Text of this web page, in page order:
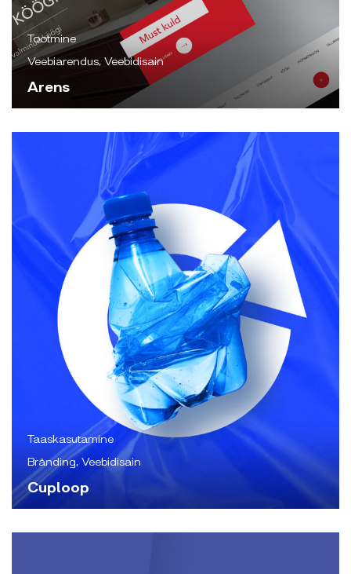
Tootmine
Veebiarendus, Veebidisain
Arens
Taaskasutamine
Bränding, Veebidisain
Cuploop